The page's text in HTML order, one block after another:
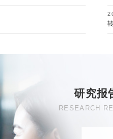
研究报
RESEARCH